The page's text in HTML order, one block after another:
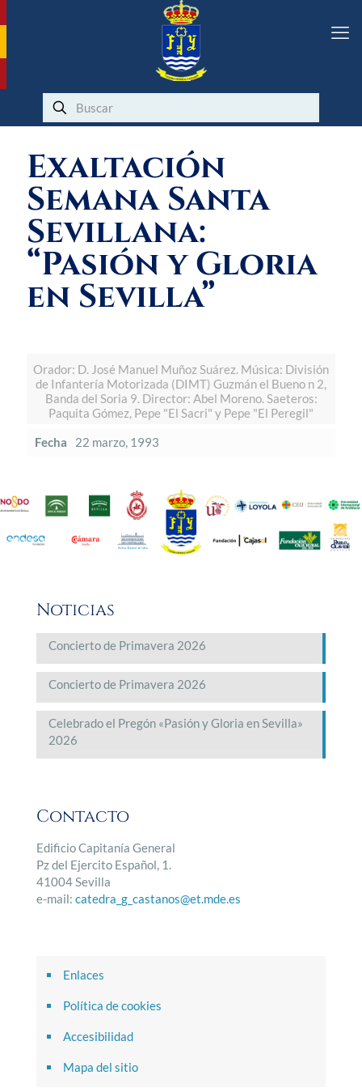
Exaltación
Semana Santa
Sevillana:
“Pasión y Gloria
en Sevilla”
Orador: D. José Manuel Muñoz Suárez. Música: División
de Infantería Motorizada (DIMT) Guzmán el Bueno n 2,
Banda del Soria 9. Director: Abel Moreno. Saeteros:
Paquita Gómez, Pepe "El Sacri" y Pepe "El Peregil"
Fecha
22 marzo, 1993
Noticias
Concierto de Primavera 2026
Concierto de Primavera 2026
Celebrado el Pregón «Pasión y Gloria en Sevilla»
2026
Contacto
Edificio Capitanía General
Pz del Ejercito Español, 1.
41004 Sevilla
e-mail: catedra_g_castanos@et.mde.es
Enlaces
Política de cookies
Accesibilidad
Mapa del sitio